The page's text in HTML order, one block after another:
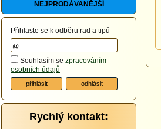
NEJPRODÁVANĚJŠÍ
Přihlaste se k odběru rad a tipů
Souhlasím se zpracováním
osobních údajů
Rychlý kontakt: